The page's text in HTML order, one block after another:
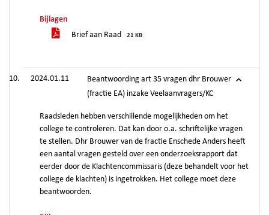
Bijlagen
Brief aan Raad
21 KB
2024.01.11
Beantwoording art 35 vragen dhr Brouwer
(fractie EA) inzake Veelaanvragers/KC
Raadsleden hebben verschillende mogelijkheden om het
college te controleren. Dat kan door o.a. schriftelijke vragen
te stellen. Dhr Brouwer van de fractie Enschede Anders heeft
een aantal vragen gesteld over een onderzoeksrapport dat
eerder door de Klachtencommissaris (deze behandelt voor het
college de klachten) is ingetrokken. Het college moet deze
beantwoorden.